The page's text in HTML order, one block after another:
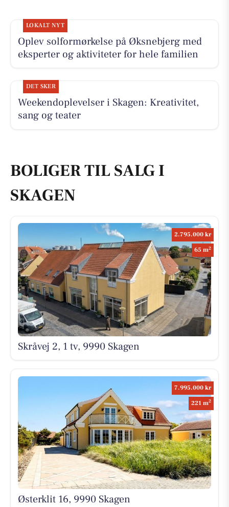
LOKALT NYT
Oplev solformørkelse på Øksnebjerg med
eksperter og aktiviteter for hele familien
DET SKER
Weekendoplevelser i Skagen: Kreativitet,
sang og teater
BOLIGER TIL SALG I
SKAGEN
2.795.000 kr
65 m2
Skråvej 2, 1 tv, 9990 Skagen
7.995.000 kr
221 m2
Østerklit 16, 9990 Skagen